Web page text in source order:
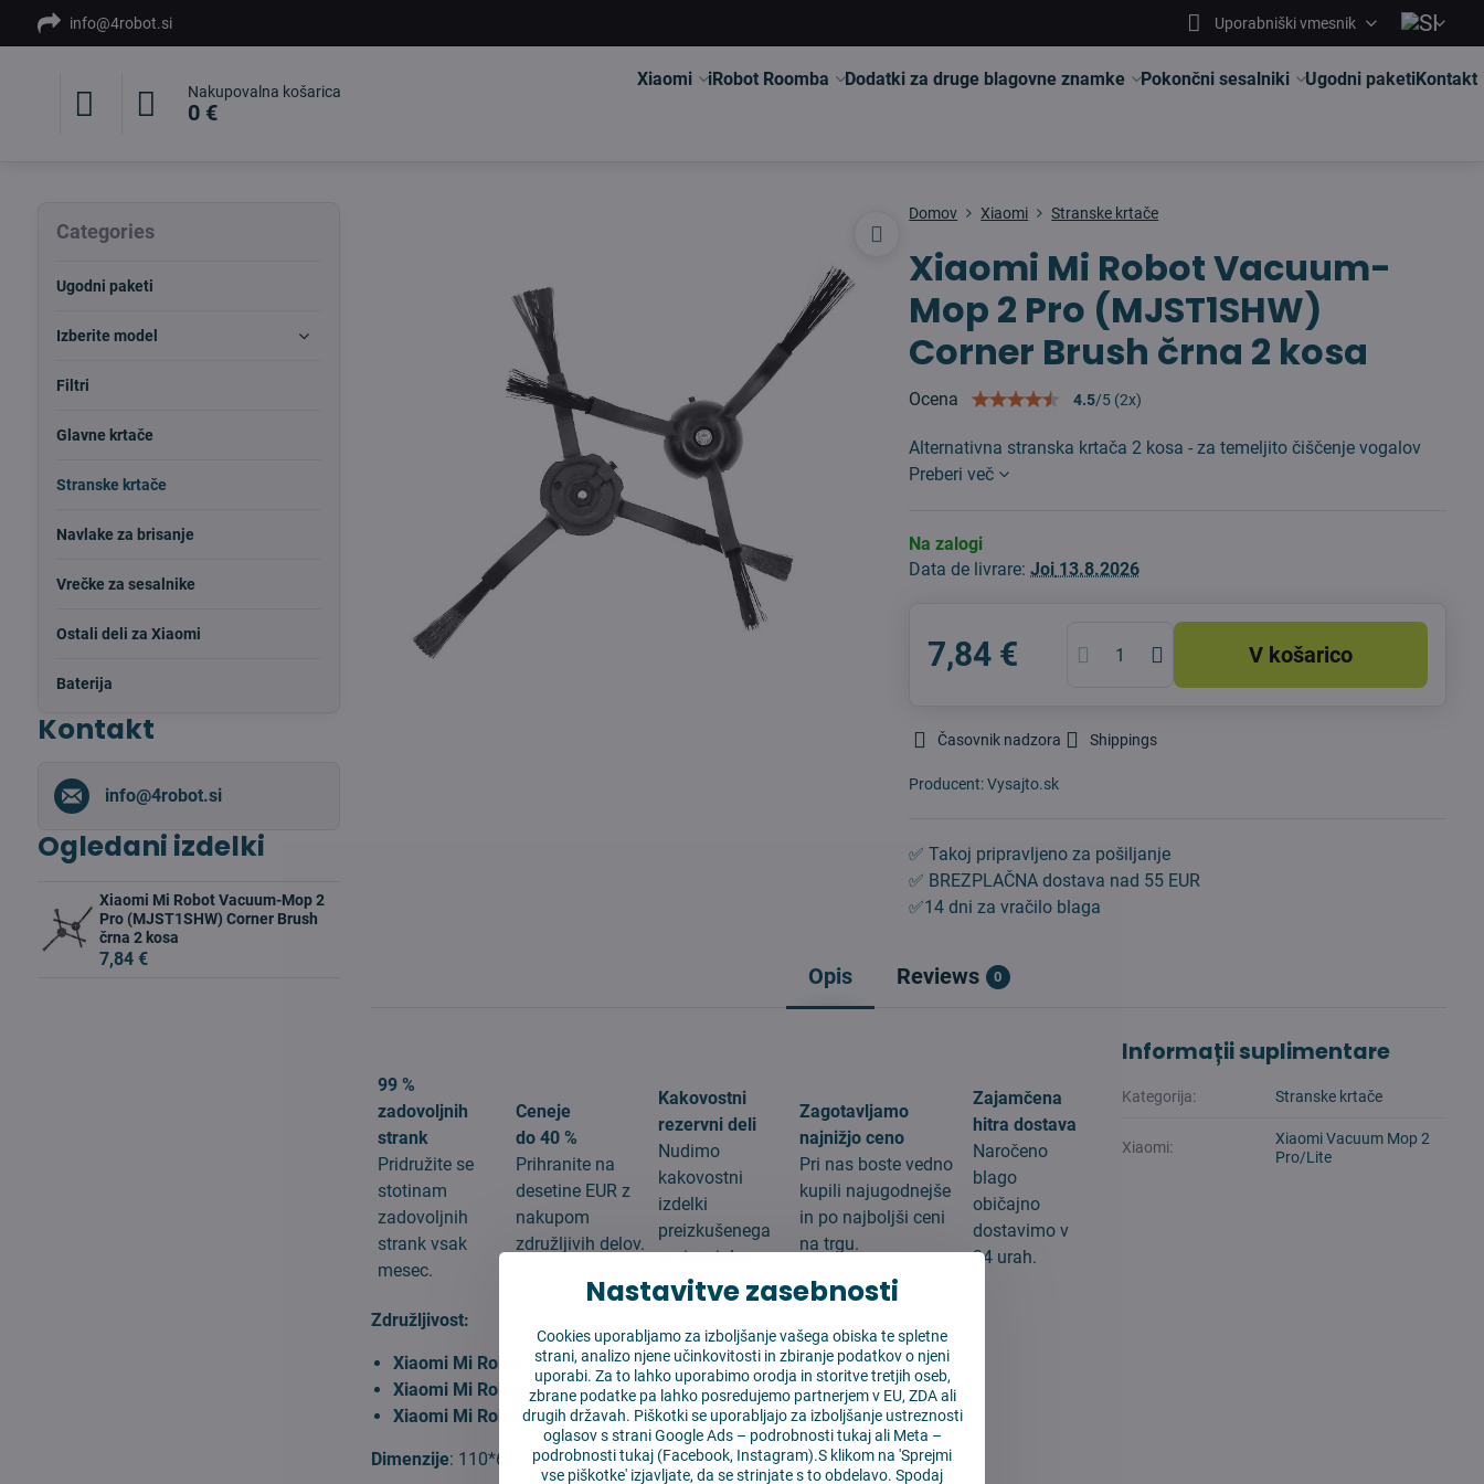
info@4robot.si Uporabniški vmesnik
Nakupovalna košarica
0 €
Xiaomi iRobot Roomba Dodatki za druge blagovne znamke Pokončni sesalniki Ugodni paketiKontakt
Domov Xiaomi Stranske krtače
Xiaomi Mi Robot Vacuum-
Mop 2 Pro (MJST1SHW)
Corner Brush črna 2 kosa
Ocena 4.5/5 (2x)
Alternativna stranska krtača 2 kosa - za temeljito čiščenje vogalov
Preberi več
Na zalogi
Data de livrare:Joi 13.8.2026
7,84 € V košarico
Časovnik nadzora Shippings
Producent:Vysajto.sk
✅ Takoj pripravljeno za pošiljanje
✅ BREZPLAČNA dostava nad 55 EUR
✅14 dni za vračilo blaga
Opis Reviews 0
99 %
zadovoljnih
strank
Pridružite se
stotinam
zadovoljnih
strank vsak
mesec.
Ceneje
do 40 %
Prihranite na
desetine EUR z
nakupom
združljivih delov.
Kakovostni
rezervni deli
Nudimo
kakovostni
izdelki
preizkušenega
proizvajalca.
Zagotavljamo
najnižjo ceno
Pri nas boste vedno
kupili najugodnejše
in po najboljši ceni
na trgu.
Zajamčena
hitra dostava
Naročeno
blago
običajno
dostavimo v
24 urah.
Združljivost:
Xiaomi Mi Robot Vacuum-Mop 2 Pro White (MJST1SHW)
Xiaomi Mi Robot Vacuum-Mop 2 Pro Black (MJST1SHW)
Xiaomi Mi Robot Vacuum-Mop 2 Lite/MJSTL
Dimenzije: 110*60 mm
Informații suplimentare
Kategorija: Stranske krtače
Xiaomi:
Xiaomi Vacuum Mop 2
Pro/Lite
Categories
Ugodni paketi
Izberite model
Filtri
Glavne krtače
Stranske krtače
Navlake za brisanje
Vrečke za sesalnike
Ostali deli za Xiaomi
Baterija
Kontakt
info​@4robot​.si
Ogledani izdelki
Xiaomi Mi Robot Vacuum-Mop 2
Pro (MJST1SHW) Corner Brush
črna 2 kosa
7,84 €
Nastavitve zasebnosti
Cookies uporabljamo za izboljšanje vašega obiska te spletne
strani, analizo njene učinkovitosti in zbiranje podatkov o njeni
uporabi. Za to lahko uporabimo orodja in storitve tretjih oseb,
zbrane podatke pa lahko posredujemo partnerjem v EU, ZDA ali
drugih državah. Piškotki se uporabljajo za izboljšanje ustreznosti
oglasov s strani Google Ads – podrobnosti tukajali Meta –
podrobnosti tukaj (Facebook, Instagram).S klikom na 'Sprejmi
vse piškotke' izjavljate, da se strinjate s to obdelavo. Spodaj